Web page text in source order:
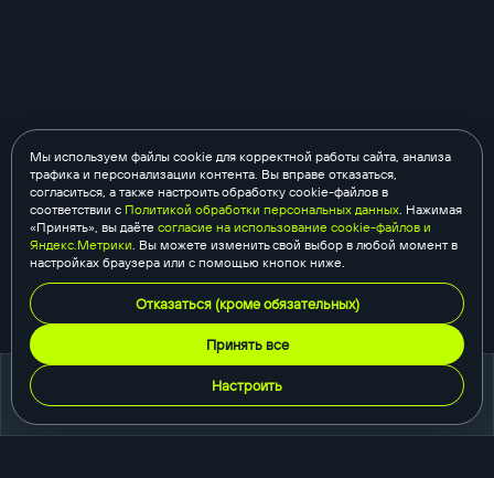
портфолио
Мы используем файлы cookie для корректной работы сайта, анализа
трафика и персонализации контента. Вы вправе отказаться,
согласиться, а также настроить обработку cookie-файлов в
соответствии с Политикой обработки персональных данных. Нажимая
«Принять», вы даёте согласие на использование cookie-файлов и
Яндекс.Метрики. Вы можете изменить свой выбор в любой момент в
настройках браузера или с помощью кнопок ниже.
Отказаться (кроме обязательных)
Принять все
Настроить